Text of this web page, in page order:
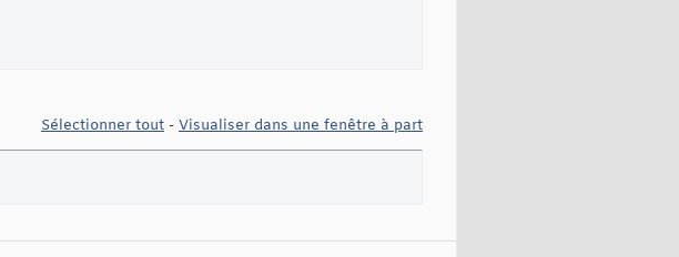
Sélectionner tout - Visualiser dans une fenêtre à part